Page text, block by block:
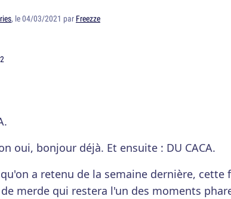
, le 04/03/2021 par Freezze
oui, bonjour déjà. Et ensuite : DU CACA.
a retenu de la semaine dernière, cette
merde qui restera l'un des moments